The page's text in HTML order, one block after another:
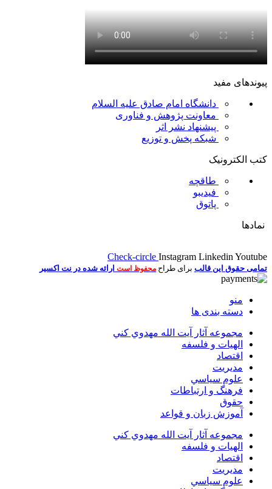
پیوندهای مفید
دانشگاه امام صادق علیه السلام
معاونت پژوهش و فناوری
پیشنهاد نشر اثر
شبکه پخش و توزیع
کتب الکترونیک
طاقچه
فیدیبو
پاتوق
نمادها
Check-circle Instagram Linkedin Youtube
تمامی حقوق این قالب برای طراح محفوظ است ارائه شده در نت اکسیر
منو
دسته بندی ها
مجموعه آثار آيت الله مهدوي كني
الهیات و فلسفه
اقتصاد
مديريت
علوم سياسي
فرهنگ و ارتباطات
حقوق
آموزش زبان و قواعد
مجموعه آثار آيت الله مهدوي كني
الهیات و فلسفه
اقتصاد
مديريت
علوم سياسي